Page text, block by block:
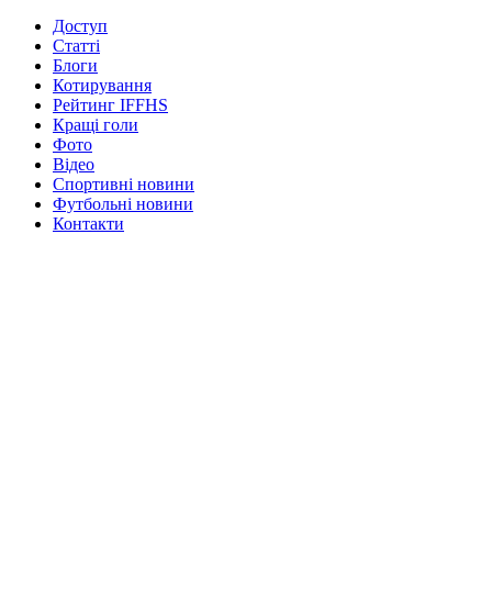
Доступ
Статті
Блоги
Котирування
Рейтинг IFFHS
Кращі голи
Фото
Відео
Спортивні новини
Футбольні новини
Контакти